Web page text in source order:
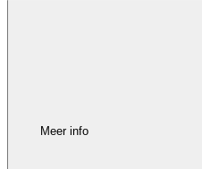
Meer info